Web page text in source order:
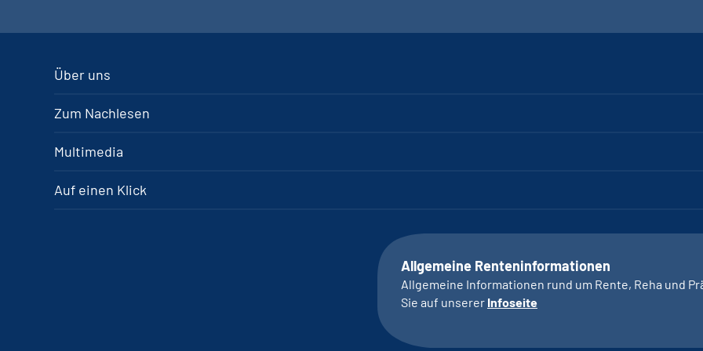
Über uns
Zum Nachlesen
Multimedia
Auf einen Klick
Allgemeine Renteninformationen
Allgemeine Informationen rund um Rente, Reha und
Sie auf unserer Infoseite